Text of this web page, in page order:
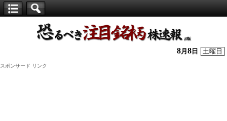
株】
8月 8 日 土曜日
スポンサード リンク